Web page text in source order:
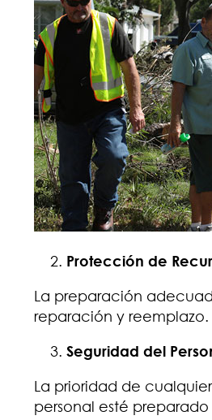
Protección de
La preparación
reparación y reemplazo.
Seguridad del
La prioridad de
personal esté